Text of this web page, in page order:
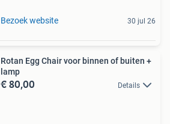
Bezoek website 30 jul 26
Rotan Egg Chair voor binnen of buiten +
lamp
€ 80,00 Details